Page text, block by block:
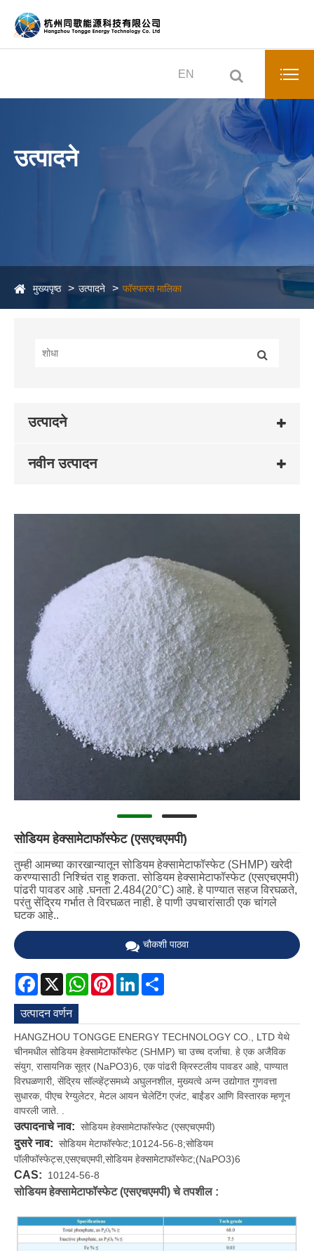
EN
उत्पादने
मुख्यपृष्ठ उत्पादने फॉस्फरस मालिका
उत्पादने
नवीन उत्पादन
सोडियम हेक्सामेटाफॉस्फेट (एसएचएमपी)
तुम्ही आमच्या कारखान्यातून सोडियम हेक्सामेटाफॉस्फेट (SHMP) खरेदी
करण्यासाठी निश्चिंत राहू शकता. सोडियम हेक्सामेटाफॉस्फेट (एसएचएमपी)
पांढरी पावडर आहे .घनता 2.484(20°C) आहे. हे पाण्यात सहज विरघळते,
परंतु सेंद्रिय गर्भात ते विरघळत नाही. हे पाणी उपचारांसाठी एक चांगले
घटक आहे..
चौकशी पाठवा
Facebook
X WhatsApp
PinterestLinkedIn
उत्पादन वर्णन
HANGZHOU TONGGE ENERGY TECHNOLOGY CO., LTD येथे
चीनमधील सोडियम हेक्सामेटाफॉस्फेट (SHMP) चा उच्च दर्जाचा. हे एक अजैविक
संयुग, रासायनिक सूत्र (NaPO3)6, एक पांढरी क्रिस्टलीय पावडर आहे, पाण्यात
विरघळणारी, सेंद्रिय सॉल्व्हेंट्समध्ये अघुलनशील, मुख्यत्वे अन्न उद्योगात गुणवत्ता
सुधारक, पीएच रेग्युलेटर, मेटल आयन चेलेटिंग एजंट, बाईंडर आणि विस्तारक म्हणून
वापरली जाते. .
उत्पादनाचे नाव: सोडियम हेक्सामेटाफॉस्फेट (एसएचएमपी)
दुसरे नाव: सोडियम मेटाफॉस्फेट;10124-56-8;सोडियम
पॉलीफॉस्फेट्स,एसएचएमपी,सोडियम हेक्सामेटाफॉस्फेट;(NaPO3)6
CAS: 10124-56-8
सोडियम हेक्सामेटाफॉस्फेट (एसएचएमपी) चे तपशील :